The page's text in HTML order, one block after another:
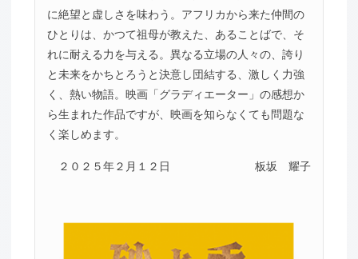
に絶望と虚しさを味わう。アフリカから来た仲間の
ひとりは、かつて祖母が教えた、あることばで、そ
れに耐える力を与える。異なる立場の人々の、誇り
と未来をかちとろうと決意し団結する、激しく力強
く、熱い物語。映画「グラディエーター」の感想か
ら生まれた作品ですが、映画を知らなくても問題な
く楽しめます。
２０２５年２月１２日 板坂 耀子